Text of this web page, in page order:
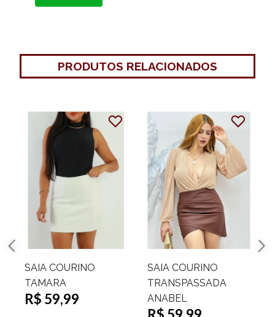
PRODUTOS RELACIONADOS
SAIA CURTA
COURINO ZIPER
FRONTAL LUCIMARA
30%
OFF
CONJUNTO COLETE
E SHORTS SAIA
COURINO ALISHA